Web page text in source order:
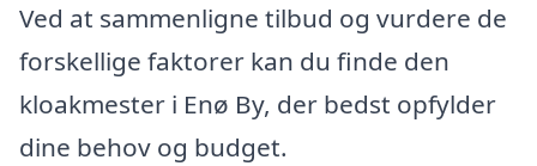
Ved at sammenligne tilbud og vurdere de
forskellige faktorer kan du finde den
kloakmester i Enø By, der bedst opfylder
dine behov og budget.